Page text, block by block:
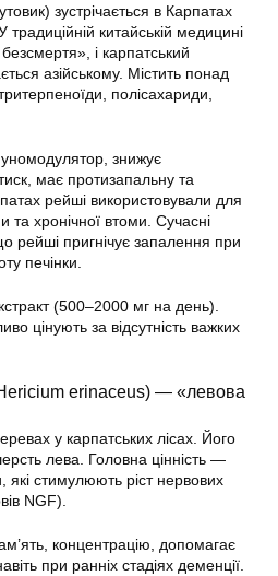
зустрічається в Карпатах
традиційній китайській медицині
і карпатський
азійському. Містить понад
полісахариди,
знижує
має протизапальну та
рейші використовували для
та хронічної втоми. Сучасні
рейші пригнічує запалення при
печінки.
(500–2000 мг на день).
цінують за відсутність важких
erinaceus) — «левова
у карпатських лісах. Його
лева. Головна цінність —
які стимулюють ріст нервових
NGF).
концентрацію, допомагає
при ранніх стадіях деменції.